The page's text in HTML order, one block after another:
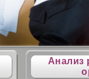
Анализ